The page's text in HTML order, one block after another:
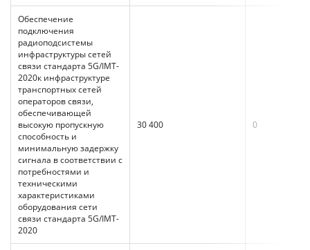
Обеспечение
подключения
радиоподсистемы
инфраструктуры сетей
связи стандарта 5G/IMT-
2020к инфраструктуре
транспортных сетей
операторов связи,
обеспечивающей
высокую пропускную
способность и
минимальную задержку
сигнала в соответствии с
потребностями и
техническими
характеристиками
оборудования сети
связи стандарта 5G/IMT-
2020
30 400 0